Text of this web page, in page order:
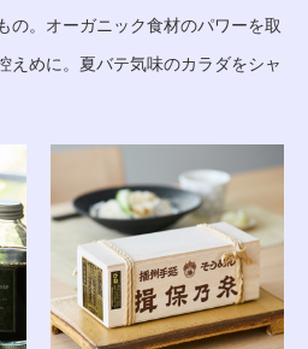
の。オーガニック食材のパワーを取
えめに。夏バテ気味のカラダをシャ